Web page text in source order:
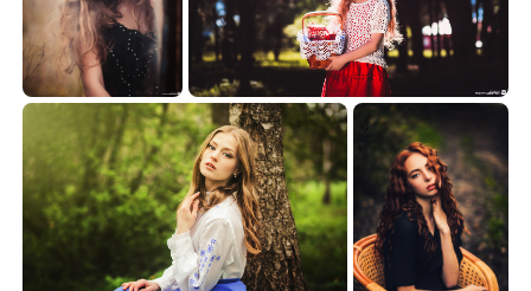
*** ***
5.59